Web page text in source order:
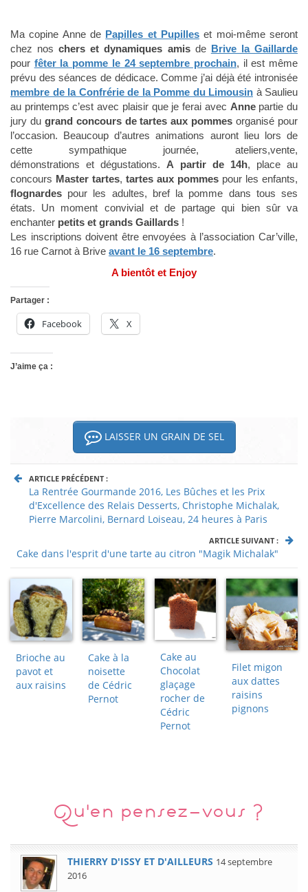
Ma copine Anne de Papilles et Pupilles et moi-même seront
chez noschers et dynamiques amisde Brive la Gaillarde
pour fêter la pomme le 24 septembre prochain, il est même
prévu des séances de dédicace. Comme j’ai déjà été intronisée
membre de la Confrérie de la Pomme du Limousin à Saulieu
au printemps c’est avec plaisir que je ferai avec Annepartie du
jury du grand concours de tartes aux pommes organisé pour
l’occasion. Beaucoup d’autres animations auront lieu lors de
cette sympathique journée, ateliers,vente,
démonstrations et dégustations.A partir de 14h, place au
concours Master tartes, tartes aux pommes pour les enfants,
flognardes pour les adultes, bref la pomme dans tous ses
états. Un moment convivial et de partage qui bien sûr va
enchanter petits et grands Gaillards !
Les inscriptions doivent être envoyées à l’association Car’ville,
16 rue Carnot à Brive avant le 16 septembre.
A bientôt et Enjoy
Partager :
Facebook X
J’aime ça :
LAISSER UN GRAIN DE SEL
ARTICLE PRÉCÉDENT :
La Rentrée Gourmande 2016, Les Bûches et les Prix
d'Excellence des Relais Desserts, Christophe Michalak,
Pierre Marcolini, Bernard Loiseau, 24 heures à Paris
ARTICLE SUIVANT :
Cake dans l'esprit d'une tarte au citron "Magik Michalak"
Brioche au
pavot et
aux raisins
Cake à la
noisette
de Cédric
Pernot
Cake au
Chocolat
glaçage
rocher de
Cédric
Pernot
Filet migon
aux dattes
raisins
pignons
Qu'en pensez-vous ?
THIERRY D'ISSY ET D'AILLEURS 14 septembre
2016